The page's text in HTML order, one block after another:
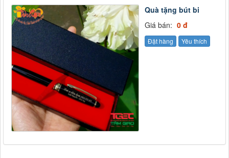
Quà tặng bút bi
Giá bán: 0 đ
Đặt hàng Yêu thích